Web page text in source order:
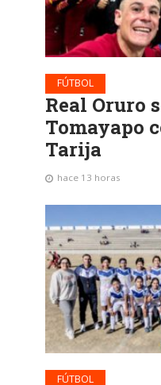
FÚTBOL
Real Oruro
Tomayapo
Tarija
hace 13 horas
FÚTBOL